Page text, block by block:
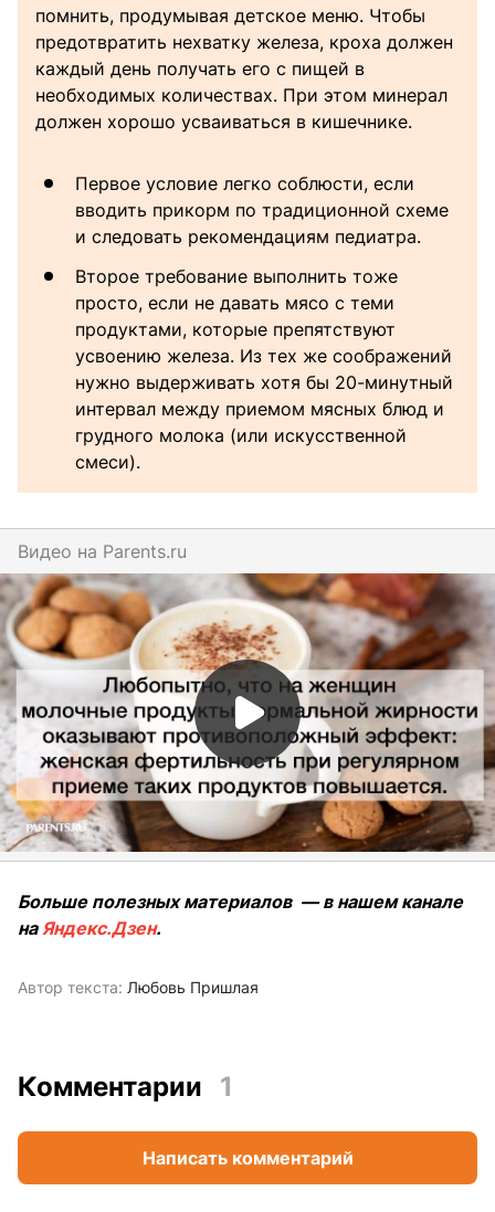
помнить, продумывая детское меню. Чтобы
предотвратить нехватку железа, кроха должен
каждый день получать его с пищей в
необходимых количествах. При этом минерал
должен хорошо усваиваться в кишечнике.
Первое условие легко соблюсти, если
вводить прикорм по традиционной схеме
и следовать рекомендациям педиатра.
Второе требование выполнить тоже
просто, если не давать мясо с теми
продуктами, которые препятствуют
усвоению железа. Из тех же соображений
нужно выдерживать хотя бы 20-минутный
интервал между приемом мясных блюд и
грудного молока (или искусственной
смеси).
Видео на parents.ru
Больше полезных материалов — в нашем канале
наЯндекс.Дзен.
Автор текста: Любовь Пришлая
Комментарии 1
Написать комментарий